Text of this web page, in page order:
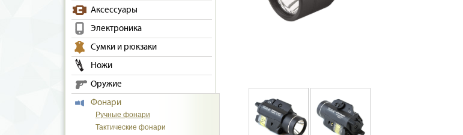
Аксессуары
Электроника
Сумки и рюкзаки
Ножи
Оружие
Фонари
Ручные фонари
Тактические фонари